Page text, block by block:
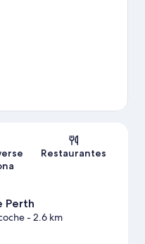
Restaurantes
Perth
- 2.6 km